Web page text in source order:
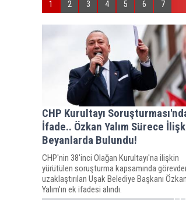
1 2 3 4 5 6 7
CHP Kurultayı
İfade.. Özkan Yalım Sürece
Beyanlarda Bulundu!
CHP'nin 38'inci Olağan Kurultayı'na ilişkin
yürütülen soruşturma kapsamında
uzaklaştırılan Uşak Belediye Başkanı Özkan
Yalım'ın ek ifadesi alındı.